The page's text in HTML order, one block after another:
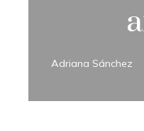
Adriana Sánchez